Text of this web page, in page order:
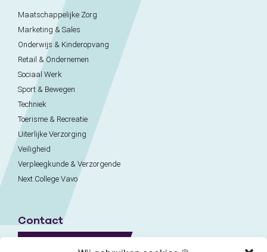
Maatschappelijke Zorg
Marketing & Sales
Onderwijs & Kinderopvang
Retail & Ondernemen
Sociaal Werk
Sport & Bewegen
Techniek
Toerisme & Recreatie
Uiterlijke Verzorging
Veiligheid
Verpleegkunde & Verzorgende
Next College Vavo
Contact